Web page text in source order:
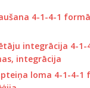
4-1-4-1
integrācija 4-
integrācija
loma 4-1-4-1